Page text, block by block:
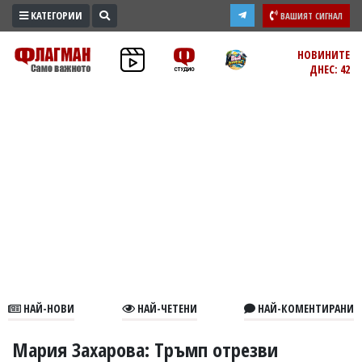
ПРОМО
ЗОНА
В
КАТЕГОРИИ ВАШИЯТ СИГНАЛ
НОВИНИТЕ
ДНЕС: 42
НАЙ-НОВИ НАЙ-ЧЕТЕНИ НАЙ-КОМЕНТИРАНИ
Мария Захарова: Тръмп отрезви